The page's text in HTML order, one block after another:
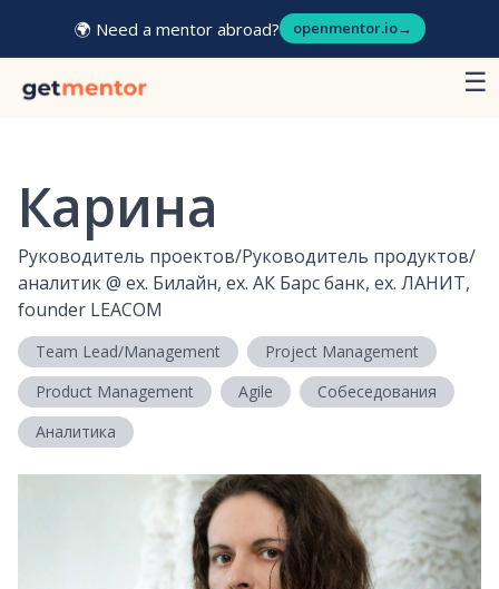
🌍 Need a mentor abroad? openmentor.io→
☰
Карина
Руководитель проектов/Руководитель продуктов/
аналитик@ ex. Билайн, ex. АК Барс банк, ex. ЛАНИТ,
founder LEACOM
Team Lead/Management
Project Management
Product Management
Agile
Собеседования
Аналитика